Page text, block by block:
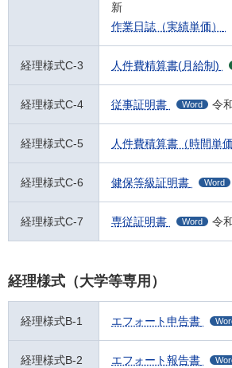
新
作業日誌（実績単価）
経理様式C-3 人件費精算書(月給制)
経理様式C-4 従事証明書 Word 令
経理様式C-5 人件費積算書（時間単
経理様式C-6 健保等級証明書 Word
経理様式C-7 専従証明書 Word 令
経理様式（大学等専用）
経理様式B-1 エフォート申告書
経理様式B-2 エフォート報告書